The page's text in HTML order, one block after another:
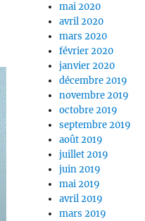
mai 2020
avril 2020
mars 2020
février 2020
janvier 2020
décembre 2019
novembre 2019
octobre 2019
septembre 2019
août 2019
juillet 2019
juin 2019
mai 2019
avril 2019
mars 2019